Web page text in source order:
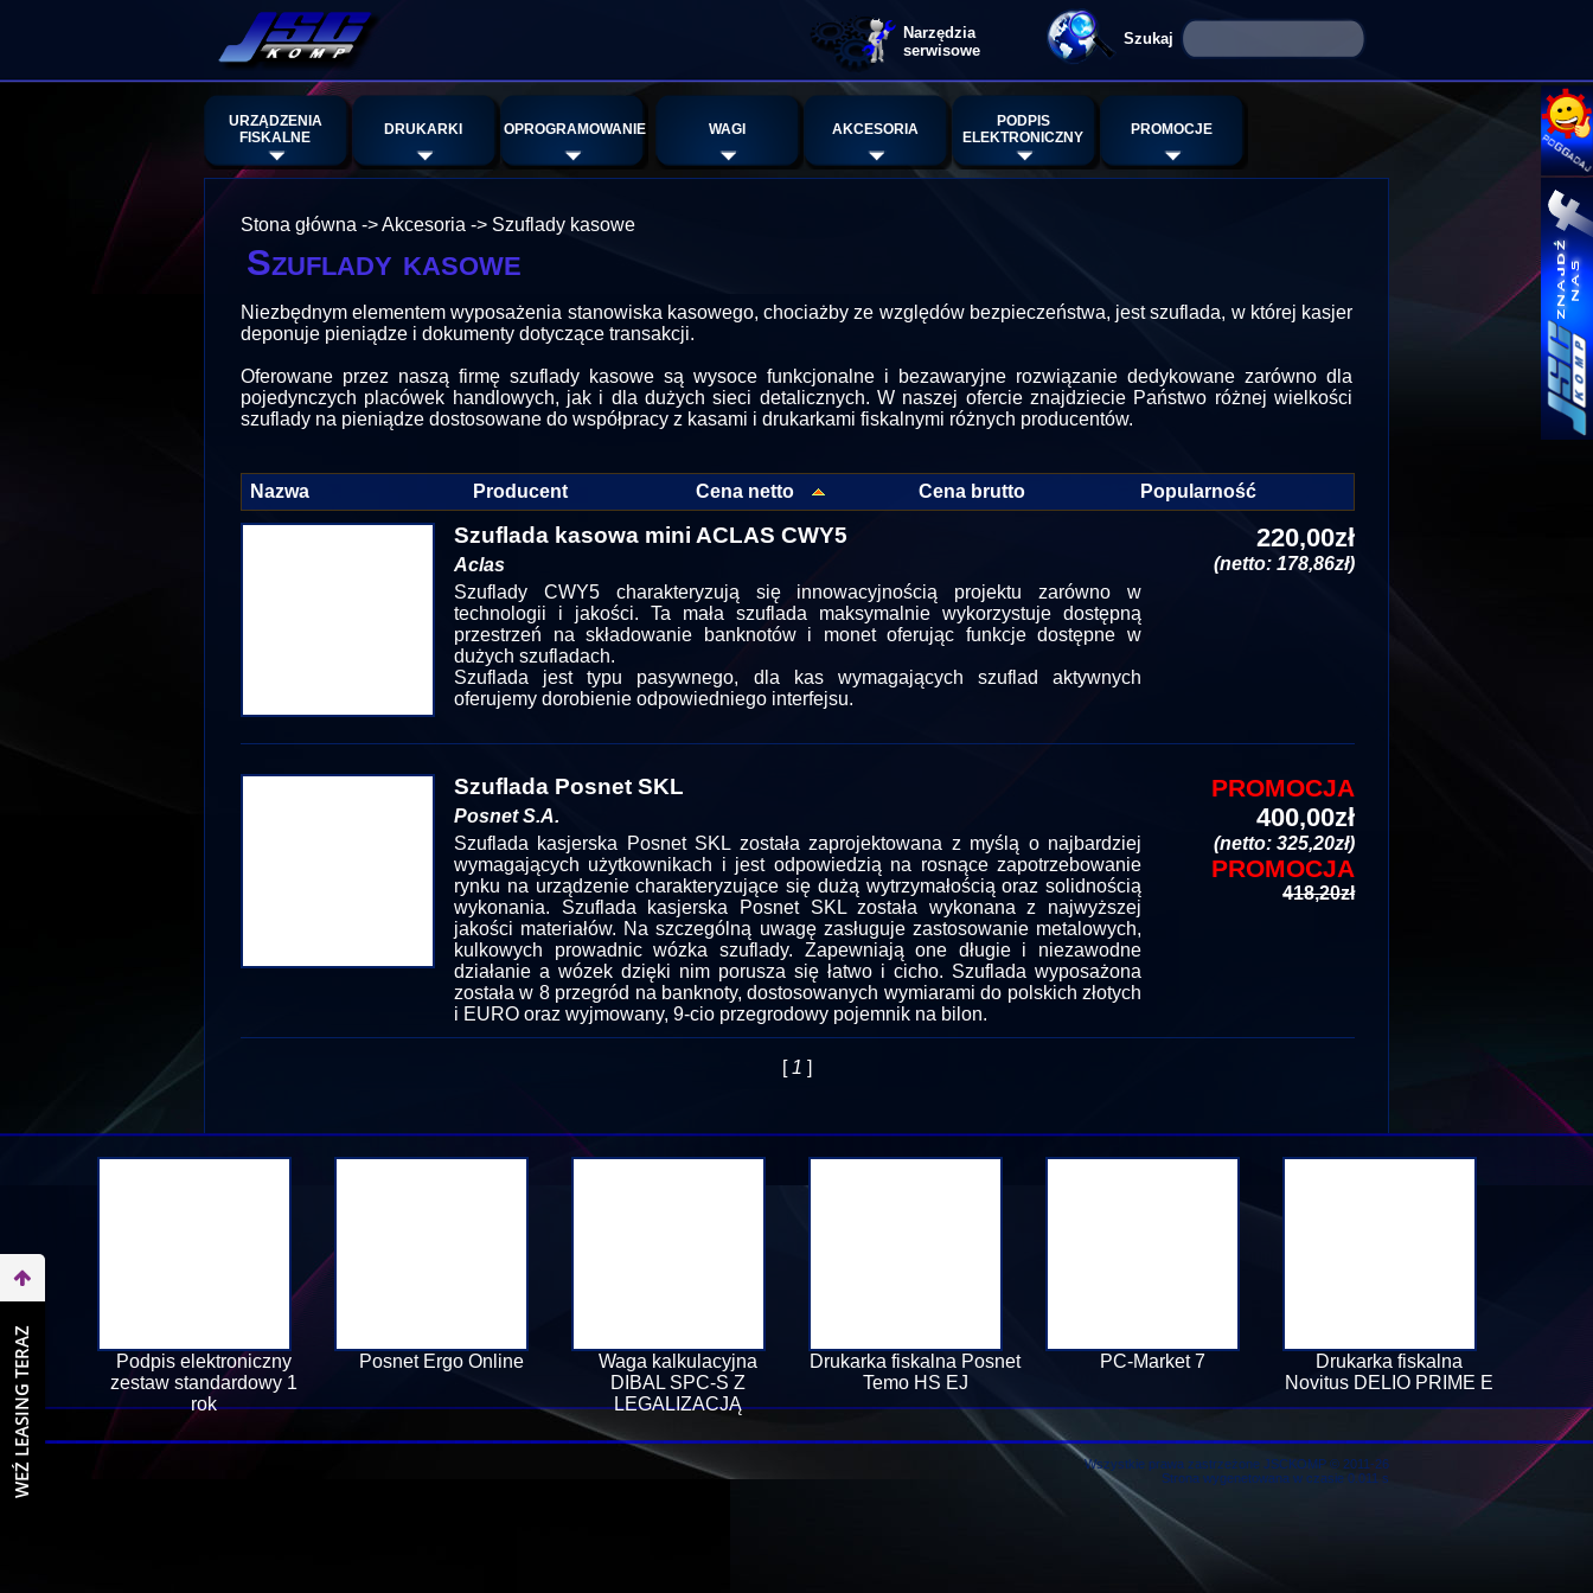
Narzędzia
serwisowe
URZĄDZENIA
FISKALNE
DRUKARKI OPROGRAMOWANIE WAGI AKCESORIA
PODPIS
ELEKTRONICZNY
PROMOCJE
Stona główna ->Akcesoria -> Szuflady kasowe
Szuflady kasowe
Niezbędnym elementem wyposażenia stanowiska kasowego, chociażby ze względów bezpieczeństwa, jest szuflada, w której kasjer
deponuje pieniądze i dokumenty dotyczące transakcji.
Oferowane przez naszą firmę szuflady kasowe są wysoce funkcjonalne i bezawaryjne rozwiązanie dedykowane zarówno dla
pojedynczych placówek handlowych, jak i dla dużych sieci detalicznych. W naszej ofercie znajdziecie Państwo różnej wielkości
szuflady na pieniądze dostosowane do współpracy z kasami i drukarkami fiskalnymi różnych producentów.
Nazwa Producent Cena netto Cena brutto Popularność
Szuflada kasowa mini ACLAS CWY5
Aclas
Szuflady CWY5 charakteryzują się innowacyjnością projektu zarówno w
technologii i jakości. Ta mała szuflada maksymalnie wykorzystuje dostępną
przestrzeń na składowanie banknotów i monet oferując funkcje dostępne w
dużych szufladach.
Szuflada jest typu pasywnego, dla kas wymagających szuflad aktywnych
oferujemy dorobienie odpowiedniego interfejsu.
220,00zł
(netto: 178,86zł)
Szuflada Posnet SKL
Posnet S.A.
Szuflada kasjerska Posnet SKL została zaprojektowana z myślą o najbardziej
wymagających użytkownikach i jest odpowiedzią na rosnące zapotrzebowanie
rynku na urządzenie charakteryzujące się dużą wytrzymałością oraz solidnością
wykonania. Szuflada kasjerska Posnet SKL została wykonana z najwyższej
jakości materiałów. Na szczególną uwagę zasługuje zastosowanie metalowych,
kulkowych prowadnic wózka szuflady. Zapewniają one długie i niezawodne
działanie a wózek dzięki nim porusza się łatwo i cicho. Szuflada wyposażona
została w 8 przegród na banknoty, dostosowanych wymiarami do polskich złotych
i EURO oraz wyjmowany, 9-cio przegrodowy pojemnik na bilon.
PROMOCJA
400,00zł
(netto: 325,20zł)
PROMOCJA
418,20zł
[1 ]
Podpis elektroniczny
zestaw standardowy 1
rok
Posnet Ergo Online
Waga kalkulacyjna
DIBAL SPC-S Z
LEGALIZACJĄ
Drukarka fiskalna Posnet
Temo HS EJ
PC-Market 7
Drukarka fiskalna
Novitus DELIO PRIME E
Wszystkie prawa zastrzeżone JSCKOMP © 2011-26
Strona wygenetowana w czasie 0.011 s
WEŹ LEASING TERAZ